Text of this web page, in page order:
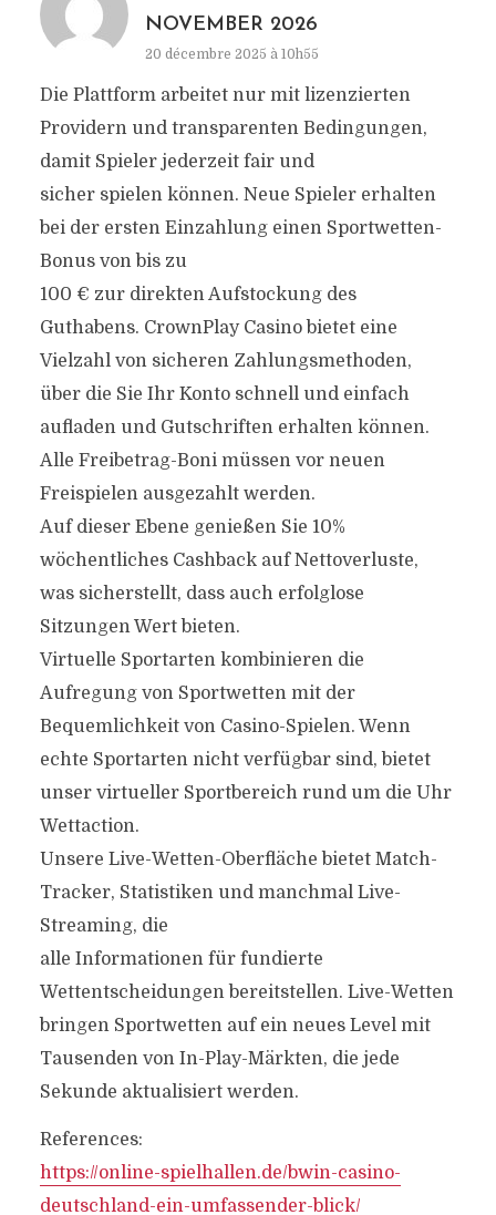
NOVEMBER 2026
20 décembre 2025 à 10h55
Die Plattform arbeitet nur mit lizenzierten
Providern und transparenten Bedingungen,
damit Spieler jederzeit fair und
sicher spielen können. Neue Spieler erhalten
bei der ersten Einzahlung einen Sportwetten-
Bonus von bis zu
100 € zur direkten Aufstockung des
Guthabens. CrownPlay Casino bietet eine
Vielzahl von sicheren Zahlungsmethoden,
über die Sie Ihr Konto schnell und einfach
aufladen und Gutschriften erhalten können.
Alle Freibetrag-Boni müssen vor neuen
Freispielen ausgezahlt werden.
Auf dieser Ebene genießen Sie 10%
wöchentliches Cashback auf Nettoverluste,
was sicherstellt, dass auch erfolglose
Sitzungen Wert bieten.
Virtuelle Sportarten kombinieren die
Aufregung von Sportwetten mit der
Bequemlichkeit von Casino-Spielen. Wenn
echte Sportarten nicht verfügbar sind, bietet
unser virtueller Sportbereich rund um die Uhr
Wettaction.
Unsere Live-Wetten-Oberfläche bietet Match-
Tracker, Statistiken und manchmal Live-
Streaming, die
alle Informationen für fundierte
Wettentscheidungen bereitstellen. Live-Wetten
bringen Sportwetten auf ein neues Level mit
Tausenden von In-Play-Märkten, die jede
Sekunde aktualisiert werden.
References:
https://online-spielhallen.de/bwin-casino-
deutschland-ein-umfassender-blick/